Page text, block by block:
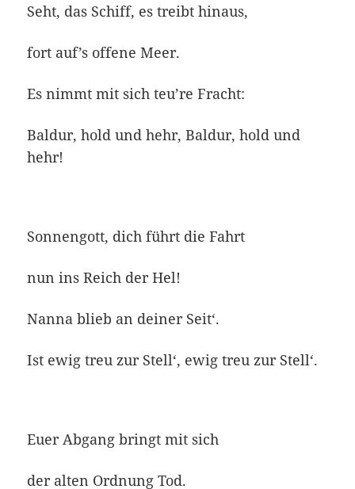
Seht, das Schiff, es treibt hinaus,
fort auf’s offene Meer.
Es nimmt mit sich teu’re Fracht:
Baldur, hold und hehr, Baldur, hold und
hehr!
Sonnengott, dich führt die Fahrt
nun ins Reich der Hel!
Nanna blieb an deiner Seit‘.
Ist ewig treu zur Stell‘, ewig treu zur Stell‘.
Euer Abgang bringt mit sich
der alten Ordnung Tod.